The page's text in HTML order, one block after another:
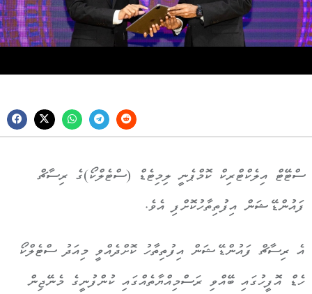
ސްޓޭޓް އިލެކްޓްރިކް ކޮމްޕެނީ ލިމިޓެޑް (ސްޓެލްކޯ)ގެ ރިސާޗް
ފައުންޑޭޝަން އިފުތިތާހުކޮށްފި އެވެ.
އެ ރިސާޗް ފައުންޑޭޝަން އިފުތިތާހު ކޮށްދެއްވީ މިއަދު ސްޓެލްކޯ
ހެޑް އޮފީހުގައި ބޭއްވި ރަސްމިއްޔާތެއްގައި ކުންފުނީގެ މެނޭޖިން